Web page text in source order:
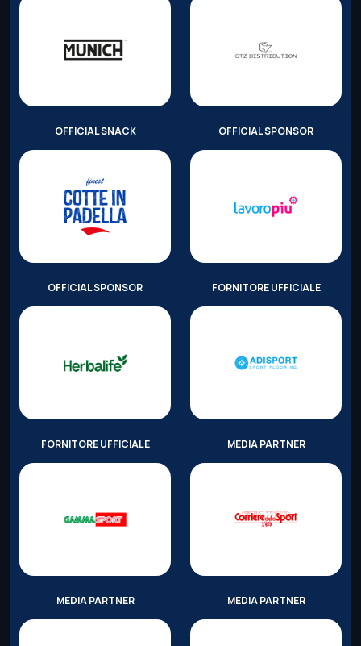
OFFICIAL SNACK OFFICIAL SPONSOR
OFFICIAL SPONSOR FORNITORE UFFICIALE
FORNITORE UFFICIALE MEDIA PARTNER
MEDIA PARTNER MEDIA PARTNER